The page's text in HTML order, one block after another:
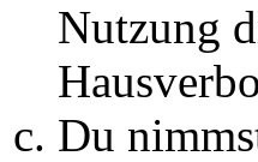
Nutzung
Du